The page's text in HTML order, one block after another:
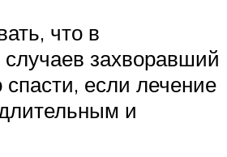
что в
захворавший
если лечение
и